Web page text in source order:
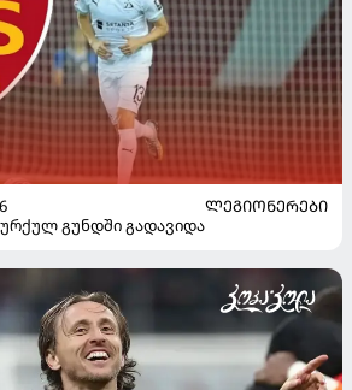
ᲚᲔᲒᲘᲝᲜᲔᲠᲔᲑᲘ
გუნდში გადავიდა